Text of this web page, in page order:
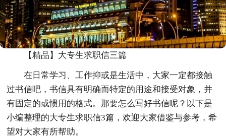
【精品】大专生求职信三篇
在日常学习、工作抑或是生活中，大家一定都接触
过书信吧，书信具有明确而特定的用途和接受对象，并
有固定的或惯用的格式。那要怎么写好书信呢？以下是
小编整理的大专生求职信3篇，欢迎大家借鉴与参考，希
望对大家有所帮助。